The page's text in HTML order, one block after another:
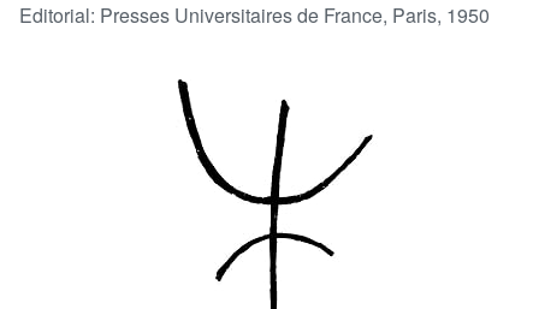
Colecciones
CERRAR
Editorial: Presses Universitaires de France, Paris, 1950